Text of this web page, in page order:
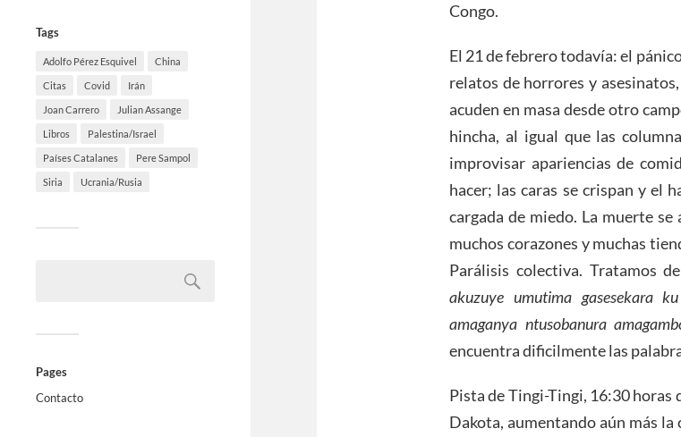
Tags
Adolfo Pérez Esquivel China
Citas Covid Irán
Joan Carrero Julian Assange
Libros Palestina/Israel
Países Catalanes Pere Sampol
Siria Ucrania/Rusia
Pages
Contacto
Congo.
El 21 de febrero todavía: el
relatos de horrores y
acuden en masa desde otro
hincha, al igual que las
improvisar apariencias de
hacer; las caras se crispan y el
cargada de miedo. La muerte
muchos corazones y muchas
Parálisis colectiva. Tratamos
akuzuye umutima gasesekara
amaganya ntusobanura
encuentra dificilmente las
Pista de Tingi-Tingi, 16:30 horas
Dakota, aumentando aún más